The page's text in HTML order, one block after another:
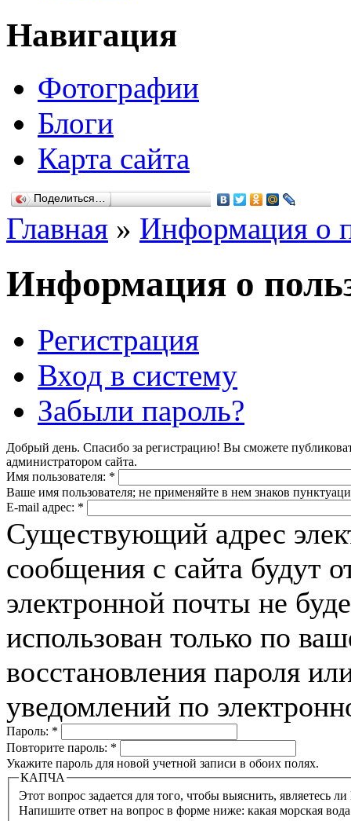
Навигация
Фотографии
Блоги
Карта сайта
Поделиться…
Главная » Информация о
Информация о
Регистрация
Вход в систему
Забыли пароль?
Добрый день. Спасибо за регистрацию! Вы сможете
администратором сайта.
Имя пользователя: *
Ваше имя пользователя; не применяйте в нем знаков
E-mail адрес: *
Существующий адрес
сообщения с сайта будут
электронной почты не
использован только по
восстановления пароля
уведомлений по
Пароль: *
Повторите пароль: *
Укажите пароль для новой учетной записи в обоих полях.
КАПЧА
Напишите ответ на вопрос в форме ниже: какая морская